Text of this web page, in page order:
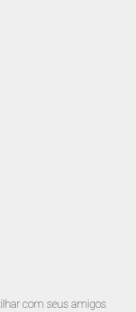
com seus amigos